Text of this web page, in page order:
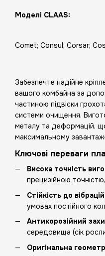
Моделі CLAAS:
Comet; Consul; Corsar;
Забезпечте надійне
вашого комбайна за
частиною підвіски
системи очищення.
металу та деформацій, що
максимальному
Ключові переваги
Висока точність
прецизійною
Стійкість до
умовах постійного
Антикорозійний
середовища (сік
Оригінальна